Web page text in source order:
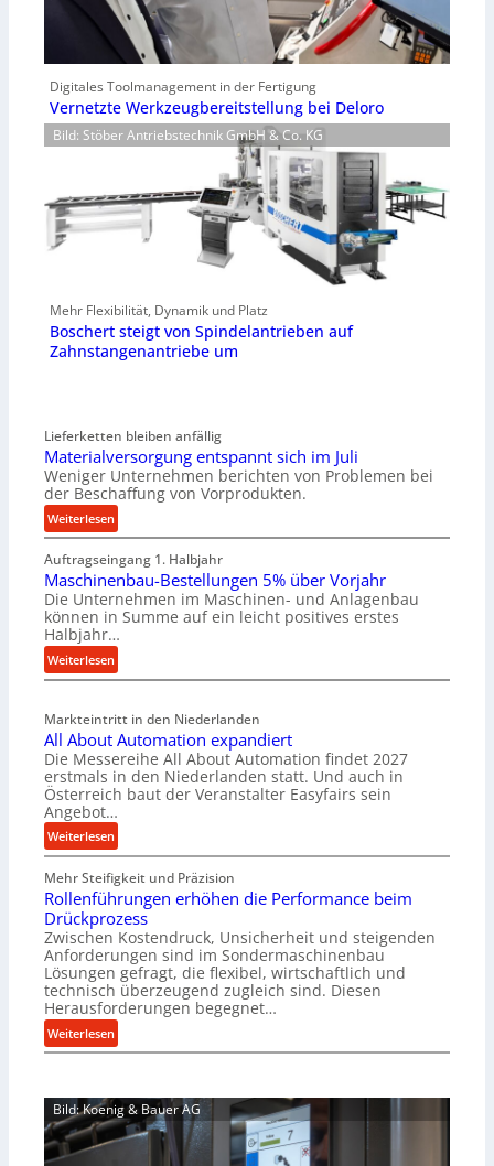
Digitales Toolmanagement in der Fertigung
Vernetzte Werkzeugbereitstellung bei Deloro
Bild: Stöber Antriebstechnik GmbH & Co. KG
Mehr Flexibilität, Dynamik und Platz
Boschert steigt von Spindelantrieben auf
Zahnstangenantriebe um
Lieferketten bleiben anfällig
Materialversorgung entspannt sich im Juli
Weniger Unternehmen berichten von Problemen bei
der Beschaffung von Vorprodukten.
Weiterlesen:
M
a
t
e
r
i
a
l
e
r
s
o
u
n
g
e
n
t
s
p
a
n
s
i
c
Auftragseingang 1. Halbjahr
Maschinenbau-Bestellungen 5% über Vorjahr
Die Unternehmen im Maschinen- und Anlagenbau
können in Summe auf ein leicht positives erstes
Halbjahr…
Weiterlesen:
M
s
c
h
i
n
e
n
a
u
B
e
s
t
e
l
u
n
g
Markteintritt in den Niederlanden
All About Automation expandiert
Die Messereihe All About Automation findet 2027
erstmals in den Niederlanden statt. Und auch in
Österreich baut der Veranstalter Easyfairs sein
Angebot…
Weiterlesen:
A
l
l
A
b
o
u
t
A
u
m
a
Mehr Steifigkeit und Präzision
Rollenführungen erhöhen die Performance beim
Drückprozess
Zwischen Kostendruck, Unsicherheit und steigenden
Anforderungen sind im Sondermaschinenbau
Lösungen gefragt, die flexibel, wirtschaftlich und
technisch überzeugend zugleich sind. Diesen
Herausforderungen begegnet…
Weiterlesen:
R
l
l
e
Bild: Koenig & Bauer AG